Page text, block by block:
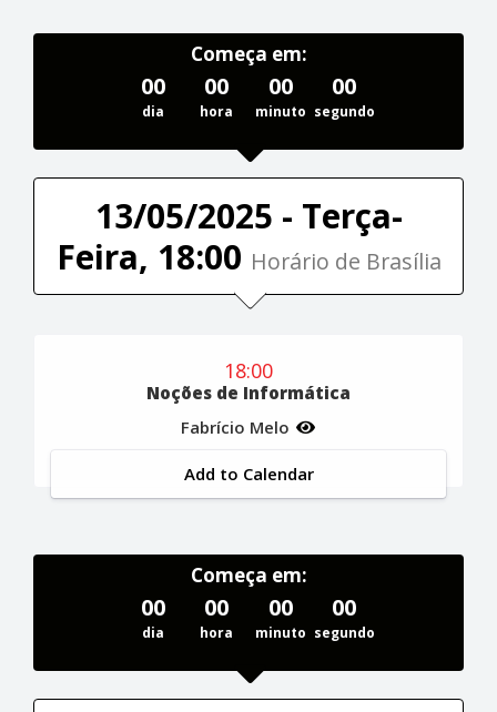
Começa em:
00
dia
00
hora
00
minuto
00
segundo
13/05/2025 - Terça-
Feira, 18:00 Horário de Brasília
18:00
Noções de Informática
Fabrício Melo
Add to Calendar
Começa em:
00
dia
00
hora
00
minuto
00
segundo